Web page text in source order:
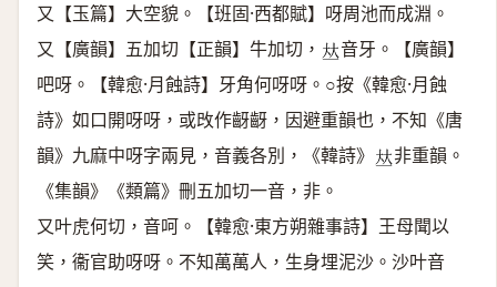
又【玉篇】大空貌。【班固·西都賦】呀周池而成淵。
又【廣韻】五加切【正韻】牛加切， 𠀤音牙。【廣韻】
吧呀。【韓愈·月蝕詩】牙角何呀呀。○按《韓愈·月蝕
詩》如口開呀呀，或攺作齖齖，因避重韻也，不知《唐
韻》九麻中呀字兩見，音義各別，《韓詩》 𠀤非重韻。
《集韻》《類篇》刪五加切一音，非。
又叶虎何切，音呵。【韓愈·東方朔雜事詩】王母聞以
笑，衞官助呀呀。不知萬萬人，生身埋泥沙。沙叶音